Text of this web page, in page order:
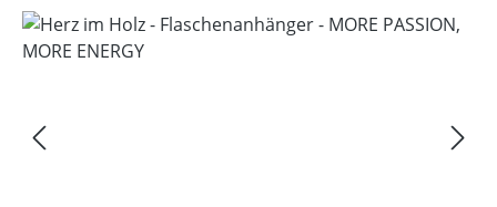
Bildergalerie überspringen